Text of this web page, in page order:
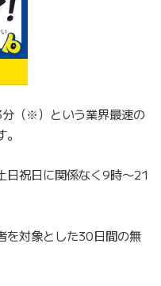
分（※）という業界最速の
日祝日に関係なく9時〜21
を対象とした30日間の無